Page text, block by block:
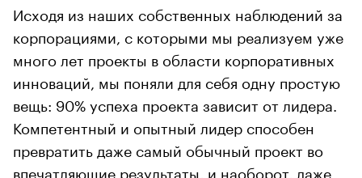
Исходя из наших собственных наблюдений за
корпорациями, с которыми мы реализуем уже
много лет проекты в области корпоративных
инноваций, мы поняли для себя одну простую
вещь: 90% успеха проекта зависит от лидера.
Компетентный и опытный лидер способен
превратить даже самый обычный проект во
впечатляющие результаты, и наоборот, даже